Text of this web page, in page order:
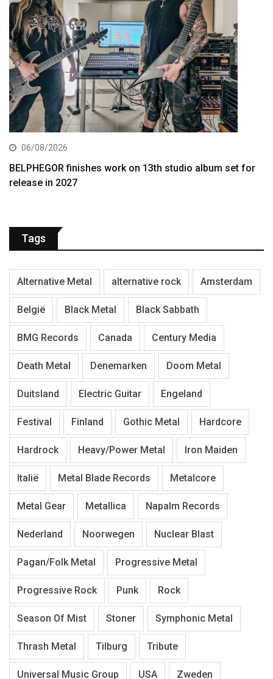
06/08/2026
BELPHEGOR finishes work on 13th studio album set for
release in 2027
Tags
Alternative Metal alternative rock Amsterdam
België Black Metal Black Sabbath
BMG Records Canada Century Media
Death Metal Denemarken Doom Metal
Duitsland Electric Guitar Engeland
Festival Finland Gothic Metal Hardcore
Hardrock Heavy/Power Metal Iron Maiden
Italië Metal Blade Records Metalcore
Metal Gear Metallica Napalm Records
Nederland Noorwegen Nuclear Blast
Pagan/Folk Metal Progressive Metal
Progressive Rock Punk Rock
Season Of Mist Stoner Symphonic Metal
Thrash Metal Tilburg Tribute
Universal Music Group USA Zweden